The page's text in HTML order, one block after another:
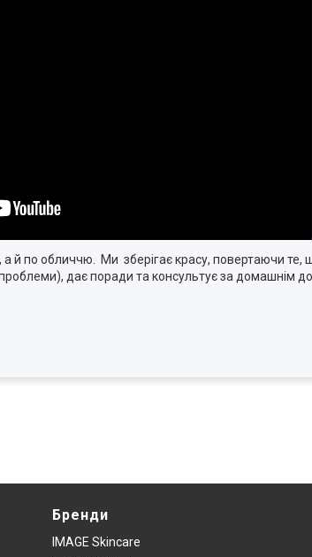
а й по обличчю. Ми зберігає красу, повертаючи
дає поради та консультує за домашнім
Бренди
IMAGE Skincare